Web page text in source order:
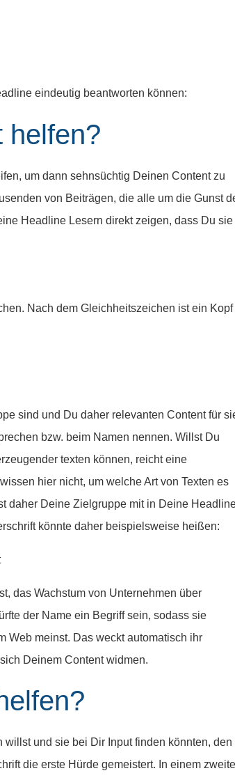
eindeutig beantworten können:
helfen?
um dann sehnsüchtig Deinen Content zu
von Beiträgen, die alle um die Gunst
Headline Lesern direkt zeigen, dass Du sie
sind und Du daher relevanten Content für
bzw. beim Namen nennen. Willst Du
texten können, reicht eine
hier nicht, um welche Art von Texten es
daher Deine Zielgruppe mit in Deine
könnte daher beispielsweise heißen:
das Wachstum von Unternehmen über
der Name ein Begriff sein, sodass sie
Web meinst. Das weckt automatisch ihr
Deinem Content widmen.
und sie bei Dir Input finden könnten, den
die erste Hürde gemeistert. In einem